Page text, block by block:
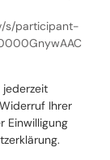
s/participant-
jederzeit
Ihrer
Einwilligung